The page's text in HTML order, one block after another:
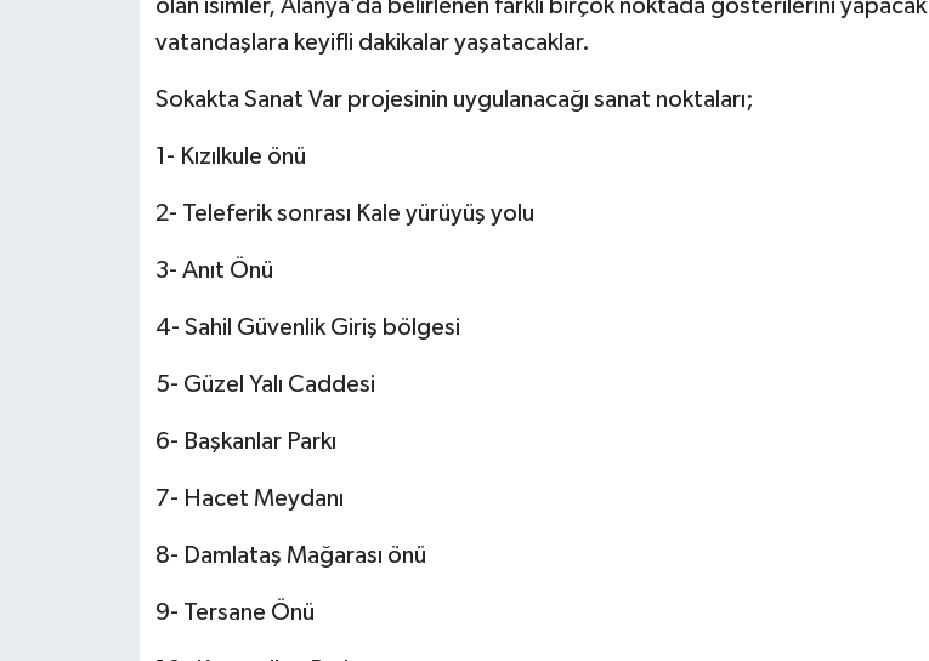
olan isimler, Alanya’da belirlenen farklı birçok noktada gösterilerini
vatandaşlara keyifli dakikalar yaşatacaklar.
Sokakta Sanat Var projesinin uygulanacağı sanat noktaları;
1- Kızılkule önü
2- Teleferik sonrası Kale yürüyüş yolu
3- Anıt Önü
4- Sahil Güvenlik Giriş bölgesi
5- Güzel Yalı Caddesi
6- Başkanlar Parkı
7- Hacet Meydanı
8- Damlataş Mağarası önü
9- Tersane Önü